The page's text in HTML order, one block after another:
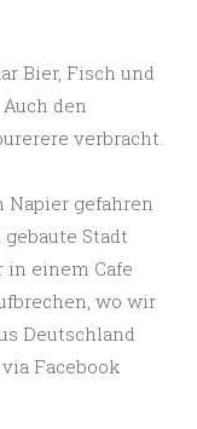
Bier, Fisch und
den
verbracht.
gefahren
Stadt
in einem Cafe
wo wir
Deutschland
Facebook